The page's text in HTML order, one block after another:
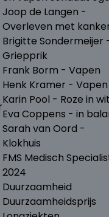
Joop de Langen -
Overleven met
Brigitte Sondermeijer
Griepprik
Frank Borm - Vapen
Henk Kramer - Vapen
Karin Pool - Roze in wit
Eva Coppens - in
Sarah van Oord -
Klokhuis
FMS Medisch
2024
Duurzaamheid
Duurzaamheidsprijs